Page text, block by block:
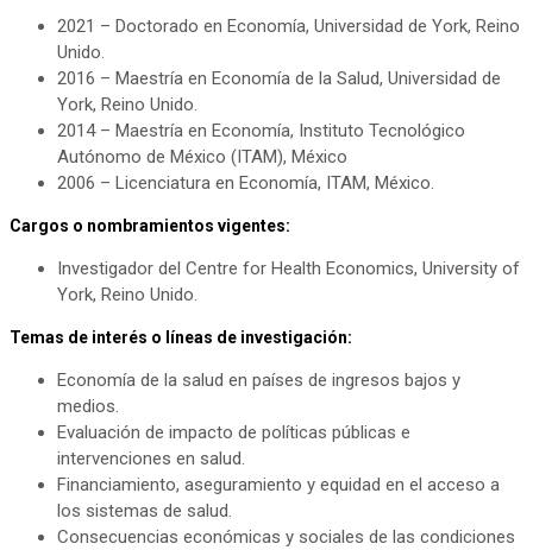
2021 – Doctorado en Economía, Universidad de York, Reino
Unido.
2016 – Maestría en Economía de la Salud, Universidad de
York, Reino Unido.
2014 – Maestría en Economía, Instituto Tecnológico
Autónomo de México (ITAM), México
2006 – Licenciatura en Economía, ITAM, México.
Cargos o nombramientos vigentes:
Investigador del Centre for Health Economics, University of
York, Reino Unido.
Temas de interés o líneas de investigación:
Economía de la salud en países de ingresos bajos y
medios.
Evaluación de impacto de políticas públicas e
intervenciones en salud.
Financiamiento, aseguramiento y equidad en el acceso a
los sistemas de salud.
Consecuencias económicas y sociales de las condiciones